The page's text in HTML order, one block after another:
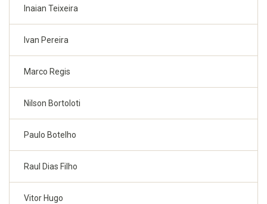
Inaian Teixeira
Ivan Pereira
Marco Regis
Nilson Bortoloti
Paulo Botelho
Raul Dias Filho
Vitor Hugo